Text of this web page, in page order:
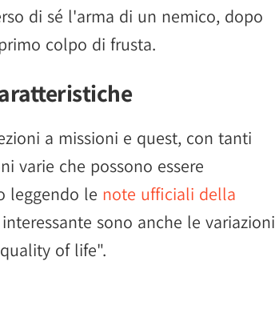
di sé l'arma di un nemico, dopo
colpo di frusta.
a missioni e quest, con tanti
varie che possono essere
leggendo le note ufficiali della
sono anche le variazioni
of life".